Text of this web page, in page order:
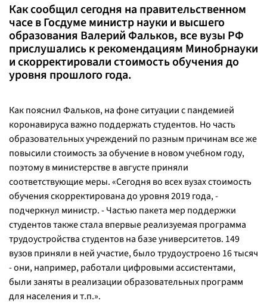
Как сообщил сегодня на правительственном
часе в Госдуме министр науки и высшего
образования Валерий Фальков, все вузы РФ
прислушались к рекомендациям Минобрнауки
и скорректировали стоимость обучения до
уровня прошлого года.
Как пояснил Фальков, на фоне ситуации с пандемией
коронавируса важно поддержать студентов. Но часть
образовательных учреждений по разным причинам все же
повысили стоимость за обучение в новом учебном году,
поэтому в министерстве в августе приняли
соответствующие меры. «Сегодня во всех вузах стоимость
обучения скорректирована до уровня 2019 года, -
подчеркнул министр. - Частью пакета мер поддержки
студентов также стала впервые реализуемая программа
трудоустройства студентов на базе университетов. 149
вузов приняли в ней участие, было трудоустроено 16 тысяч
- они, например, работали цифровыми ассистентами,
были заняты в реализации образовательных программ
для населения и т.п.».